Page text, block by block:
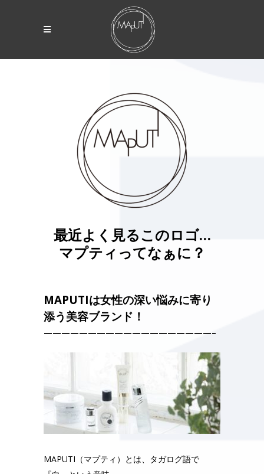
最近よく見るこのロゴ…
マプティってなぁに？
MAPUTIは女性の深い悩みに寄り
添う美容ブランド！
———————————————————–
MAPUTI（マプティ）とは、
タガログ語で